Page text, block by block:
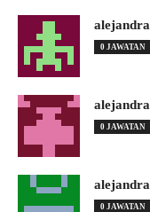
0 JAWATAN
0 JAWATAN
0 JAWATAN